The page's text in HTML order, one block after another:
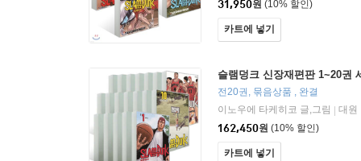
31,950원 (10% 할인)
카트에 넣기
슬램덩크 신장재편판 1~20권
전20권, 묶음상품 , 완결
이노우에 타케히코 글,그림
대원
162,450원 (10% 할인)
카트에 넣기